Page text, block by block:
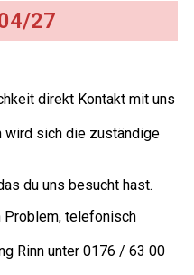
27
direkt Kontakt mit uns
wird sich die zuständige
du uns besucht hast.
Problem, telefonisch
Rinn unter 0176 / 63 00